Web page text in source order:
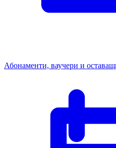
Абонаменти, ваучери и